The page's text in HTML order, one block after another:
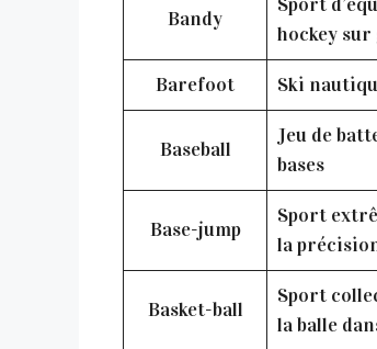
Bandy
hockey sur
Barefoot Ski
Baseball
Jeu de
bases
Base-jump
Sport
la
Basket-ball
Sport
la balle